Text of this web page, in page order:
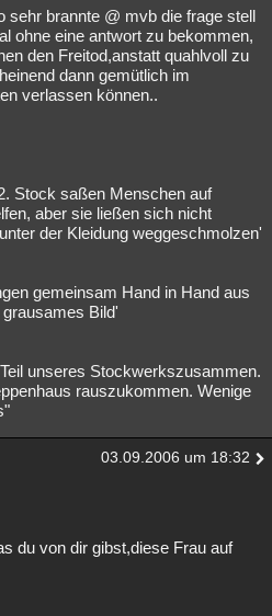
sehr brannte @ mvb die frage stell
ohne eine antwort zu bekommen,
den Freitod,anstatt quahlvoll zu
dann gemütlich im
verlassen können..
Stock saßen Menschen auf
aber sie ließen sich nicht
der Kleidung weggeschmolzen'
gemeinsam Hand in Hand aus
Bild'
unseres Stockwerkszusammen.
rauszukommen. Wenige
03.09.2006 um 18:32
du von dir gibst,diese Frau auf